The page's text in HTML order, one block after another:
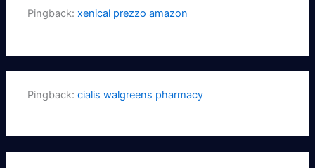
Pingback:xenical prezzo amazon
Pingback:cialis walgreens pharmacy